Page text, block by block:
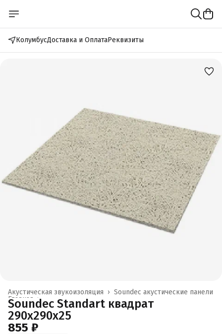
КолумбусДоставка и ОплатаРеквизиты
Soundec акустические панели
Акустическая звукоизоляция ›
Главная ›
Soundec Standart квадрат
290x290x25
855 ₽